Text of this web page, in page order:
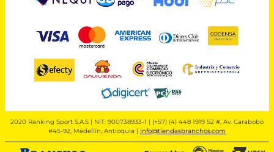
2020 Ranking Sport S.A.S | NIT: 900738933-1 | (+57) (4) 448 1919 52 #, Av. Carabobo
#45-92, Medellín, Antioquia | info@tiendasbranchos.com